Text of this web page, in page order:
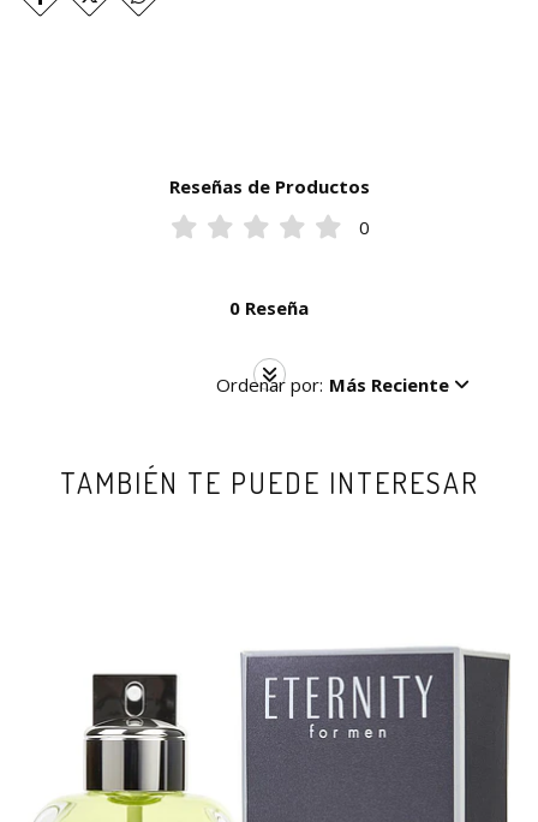
Reseñas de Productos
0
0 Reseña
Ordenar por: Más Reciente
TAMBIÉN TE PUEDE INTERESAR